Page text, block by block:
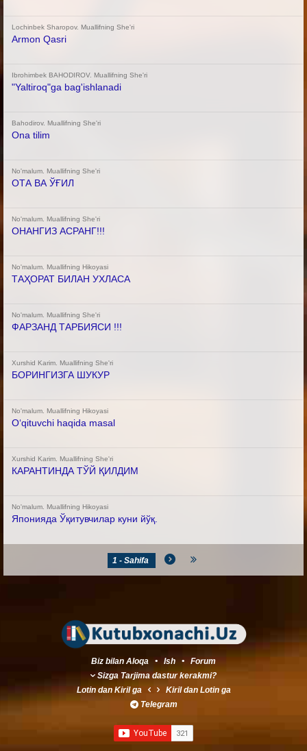
Armon Qasri
Lochinbek Sharopov. Muallifning She'ri
"Yaltiroq"ga bag'ishlanadi
Ibrohimbek BAHODIROV. Muallifning She'ri
Ona tilim
Bahodirov. Muallifning She'ri
ОТА ВА ЎҒИЛ
No'malum. Muallifning She'ri
ОНАНГИЗ АСРАНГ!!!
No'malum. Muallifning She'ri
ТАҲОРАТ БИЛАН УХЛАСА
No'malum. Muallifning Hikoyasi
ФАРЗАНД ТАРБИЯСИ !!!
No'malum. Muallifning She'ri
БОРИНГИЗГА ШУКУР
Xurshid Karim. Muallifning She'ri
Oʻqituvchi haqida masal
No'malum. Muallifning Hikoyasi
КАРАНТИНДА ТЎЙ ҚИЛДИМ
Xurshid Karim. Muallifning She'ri
Японияда Ўқитувчилар куни йўқ.
No'malum. Muallifning Hikoyasi
1 - Sahifa
Biz bilan Aloqa • Ish • Forum
Sizga Tarjima dastur kerakmi?
Lotindan Kirilga Kirildan Lotinga
Telegram